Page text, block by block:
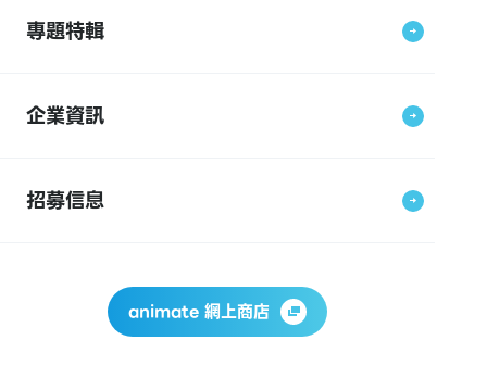
專題特輯
企業資訊
招募信息
animate 網上商店